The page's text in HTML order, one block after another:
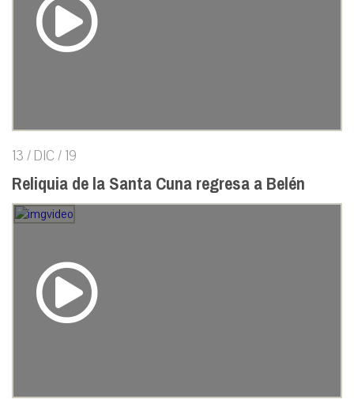
13 / DIC / 19
Reliquia de la Santa Cuna regresa a Belén